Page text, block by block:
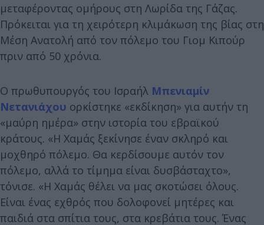
μεταφέροντας ομήρους στη Λωρίδα της Γάζας.
Πρόκειται για τη χειρότερη κλιμάκωση της βίας στη
Μέση Ανατολή από τον πόλεμο του Γιομ Κιπούρ
πριν από 50 χρόνια.
Ο πρωθυπουργός του Ισραήλ Μπενιαμίν
Νετανιάχου ορκίστηκε «εκδίκηση» για αυτήν τη
«μαύρη ημέρα» στην ιστορία του εβραϊκού
κράτους. «Η Χαμάς ξεκίνησε έναν σκληρό και
μοχθηρό πόλεμο. Θα κερδίσουμε αυτόν τον
πόλεμο, αλλά το τίμημα είναι δυσβάσταχτο»,
τόνισε. «Η Χαμάς θέλει να μας σκοτώσει όλους.
Είναι ένας εχθρός που δολοφονεί μητέρες και
παιδιά στα σπίτια τους, στα κρεβάτια τους. Ένας